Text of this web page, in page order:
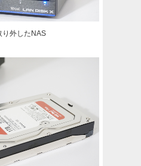
り外したNAS